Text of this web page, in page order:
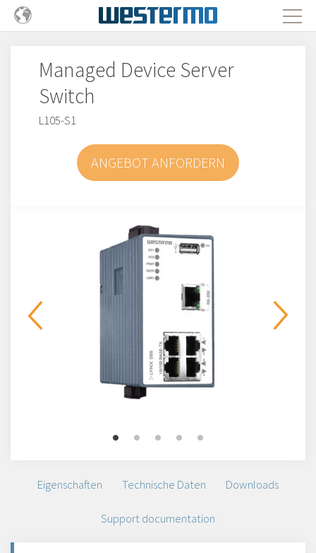
Managed Device Server
Switch
L105-S1
ANGEBOT ANFORDERN
Eigenschaften Technische Daten Downloads
Support documentation